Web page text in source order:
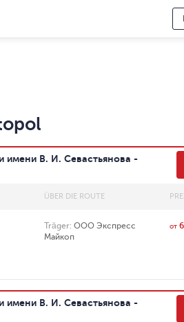
В. И. Севастьянова -
ÜBER DIE ROUTE
Träger: ООО Экспресс
Майкоп
от
В. И. Севастьянова -